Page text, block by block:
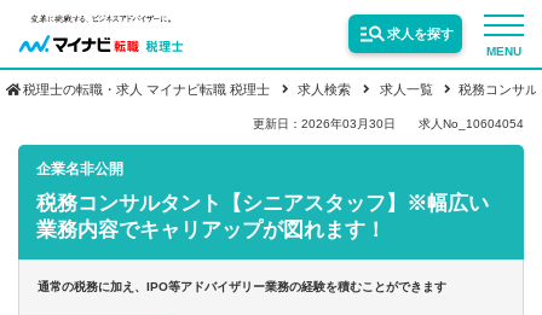
MENU
求人を探す
転職お役立ち情報
業界情報
税理士の転職・求人 マイナビ転職 税理士 求人検索 求人一覧 税務コンサ
更新日：2026年03月30日 求人No_10604054
企業名非公開
税務コンサルタント【シニアスタッフ】※幅広い
業務内容でキャリアップが図れます！
通常の税務に加え、IPO等アドバイザリー業務の経験を積むことができます